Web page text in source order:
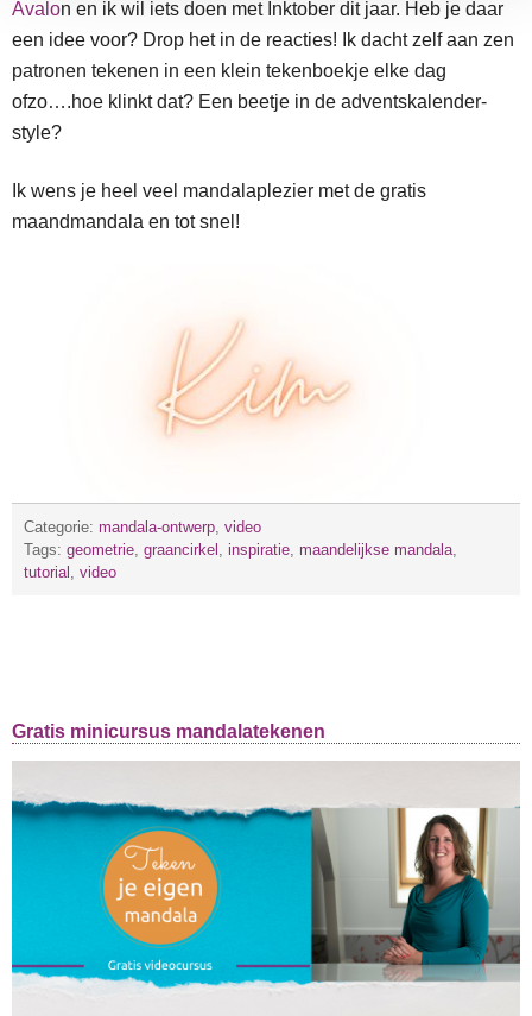
Avalon en ik wil iets doen met Inktober dit jaar. Heb je daar
een idee voor? Drop het in de reacties! Ik dacht zelf aan zen
patronen tekenen in een klein tekenboekje elke dag
ofzo….hoe klinkt dat? Een beetje in de adventskalender-
style?
Ik wens je heel veel mandalaplezier met de gratis
maandmandala en tot snel!
Categorie: mandala-ontwerp video
Tags: geometrie graancirkel inspiratie maandelijkse mandala
tutorial video
Gratis minicursus mandalatekenen